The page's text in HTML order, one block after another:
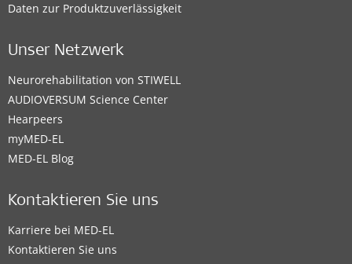
Daten zur Produktzuverlässigkeit
Unser Netzwerk
Neurorehabilitation von STIWELL
AUDIOVERSUM Science Center
Hearpeers
myMED‑EL
MED-EL Blog
Kontaktieren Sie uns
Karriere bei MED-EL
Kontaktieren Sie uns